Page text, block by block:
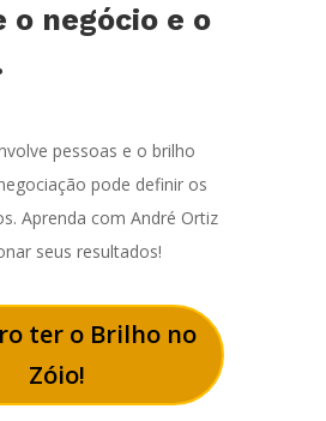
o negócio e o
pessoas e o brilho
pode definir os
Aprenda com André Ortiz
seus resultados!
ter o Brilho no
Zóio!